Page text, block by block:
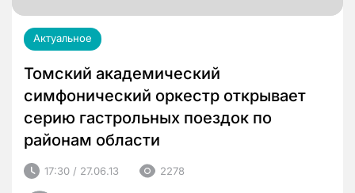
Актуальное
Томский академический
симфонический оркестр открывает
серию гастрольных поездок по
районам области
17:30 / 27.06.13 2278